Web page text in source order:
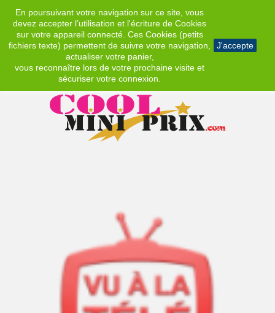
En poursuivant votre navigation sur ce site, vous
devez accepter l’utilisation et l'écriture de Cookies
sur votre appareil connecté. Ces Cookies (petits
fichiers texte) permettent de suivre votre navigation,
actualiser votre panier,
vous reconnaître lors de votre prochaine visite et
sécuriser votre connexion.
J'accepte
EUR